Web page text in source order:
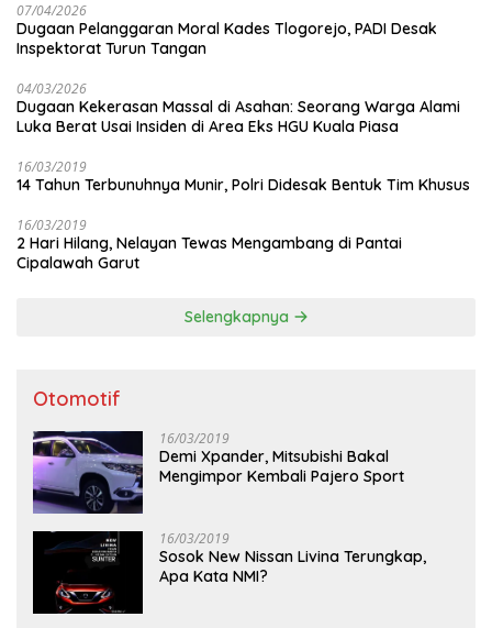
07/04/2026
Dugaan Pelanggaran Moral Kades Tlogorejo, PADI Desak
Inspektorat Turun Tangan
04/03/2026
Dugaan Kekerasan Massal di Asahan: Seorang Warga Alami
Luka Berat Usai Insiden di Area Eks HGU Kuala Piasa
16/03/2019
14 Tahun Terbunuhnya Munir, Polri Didesak Bentuk Tim Khusus
16/03/2019
2 Hari Hilang, Nelayan Tewas Mengambang di Pantai
Cipalawah Garut
Selengkapnya
Otomotif
16/03/2019
Demi Xpander, Mitsubishi Bakal
Mengimpor Kembali Pajero Sport
16/03/2019
Sosok New Nissan Livina Terungkap,
Apa Kata NMI?